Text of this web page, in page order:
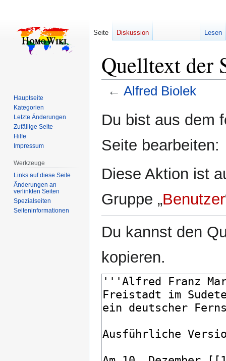
Quelltext der
← Alfred Biolek
Navigation
Suche
Du bist aus dem
Seite bearbeiten:
Diese Aktion ist
Gruppe „Benutzer
Du kannst den
kopieren.
Seite Diskussion Lesen
Hauptseite
Kategorien
Letzte Änderungen
Zufällige Seite
Hilfe
Impressum
Werkzeuge
Links auf diese Seite
Änderungen an
verlinkten Seiten
Spezialseiten
Seiten­­informationen